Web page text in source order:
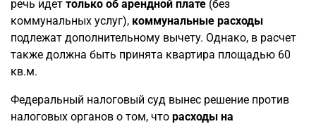
речь идет только об арендной плате (без
коммунальных услуг), коммунальные расходы
подлежат дополнительному вычету. Однако, в расчет
также должна быть принята квартира площадью 60
кв.м.
Федеральный налоговый суд вынес решение против
налоговых органов о том, что расходы на